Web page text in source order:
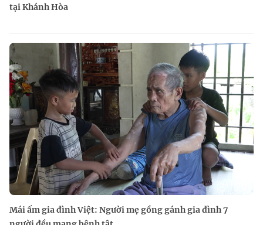
tại Khánh Hòa
Mái ấm gia đình Việt: Người mẹ gồng gánh gia đình 7